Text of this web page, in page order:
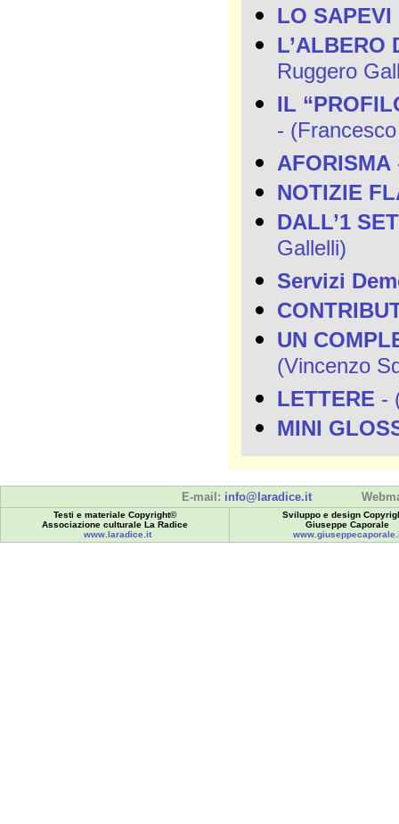
LO
L’ALBERO
Ruggero
IL
-
AFORISMA
NOTIZIE
DALL’1
Gallelli)
Servizi
UN
(Vincenzo
LETTERE -
MINI
E-mail: info@laradice.it
Testi e materiale Copyright©
Associazione culturale La Radice
www.laradice.it
Sviluppo e design
Giuseppe Caporale